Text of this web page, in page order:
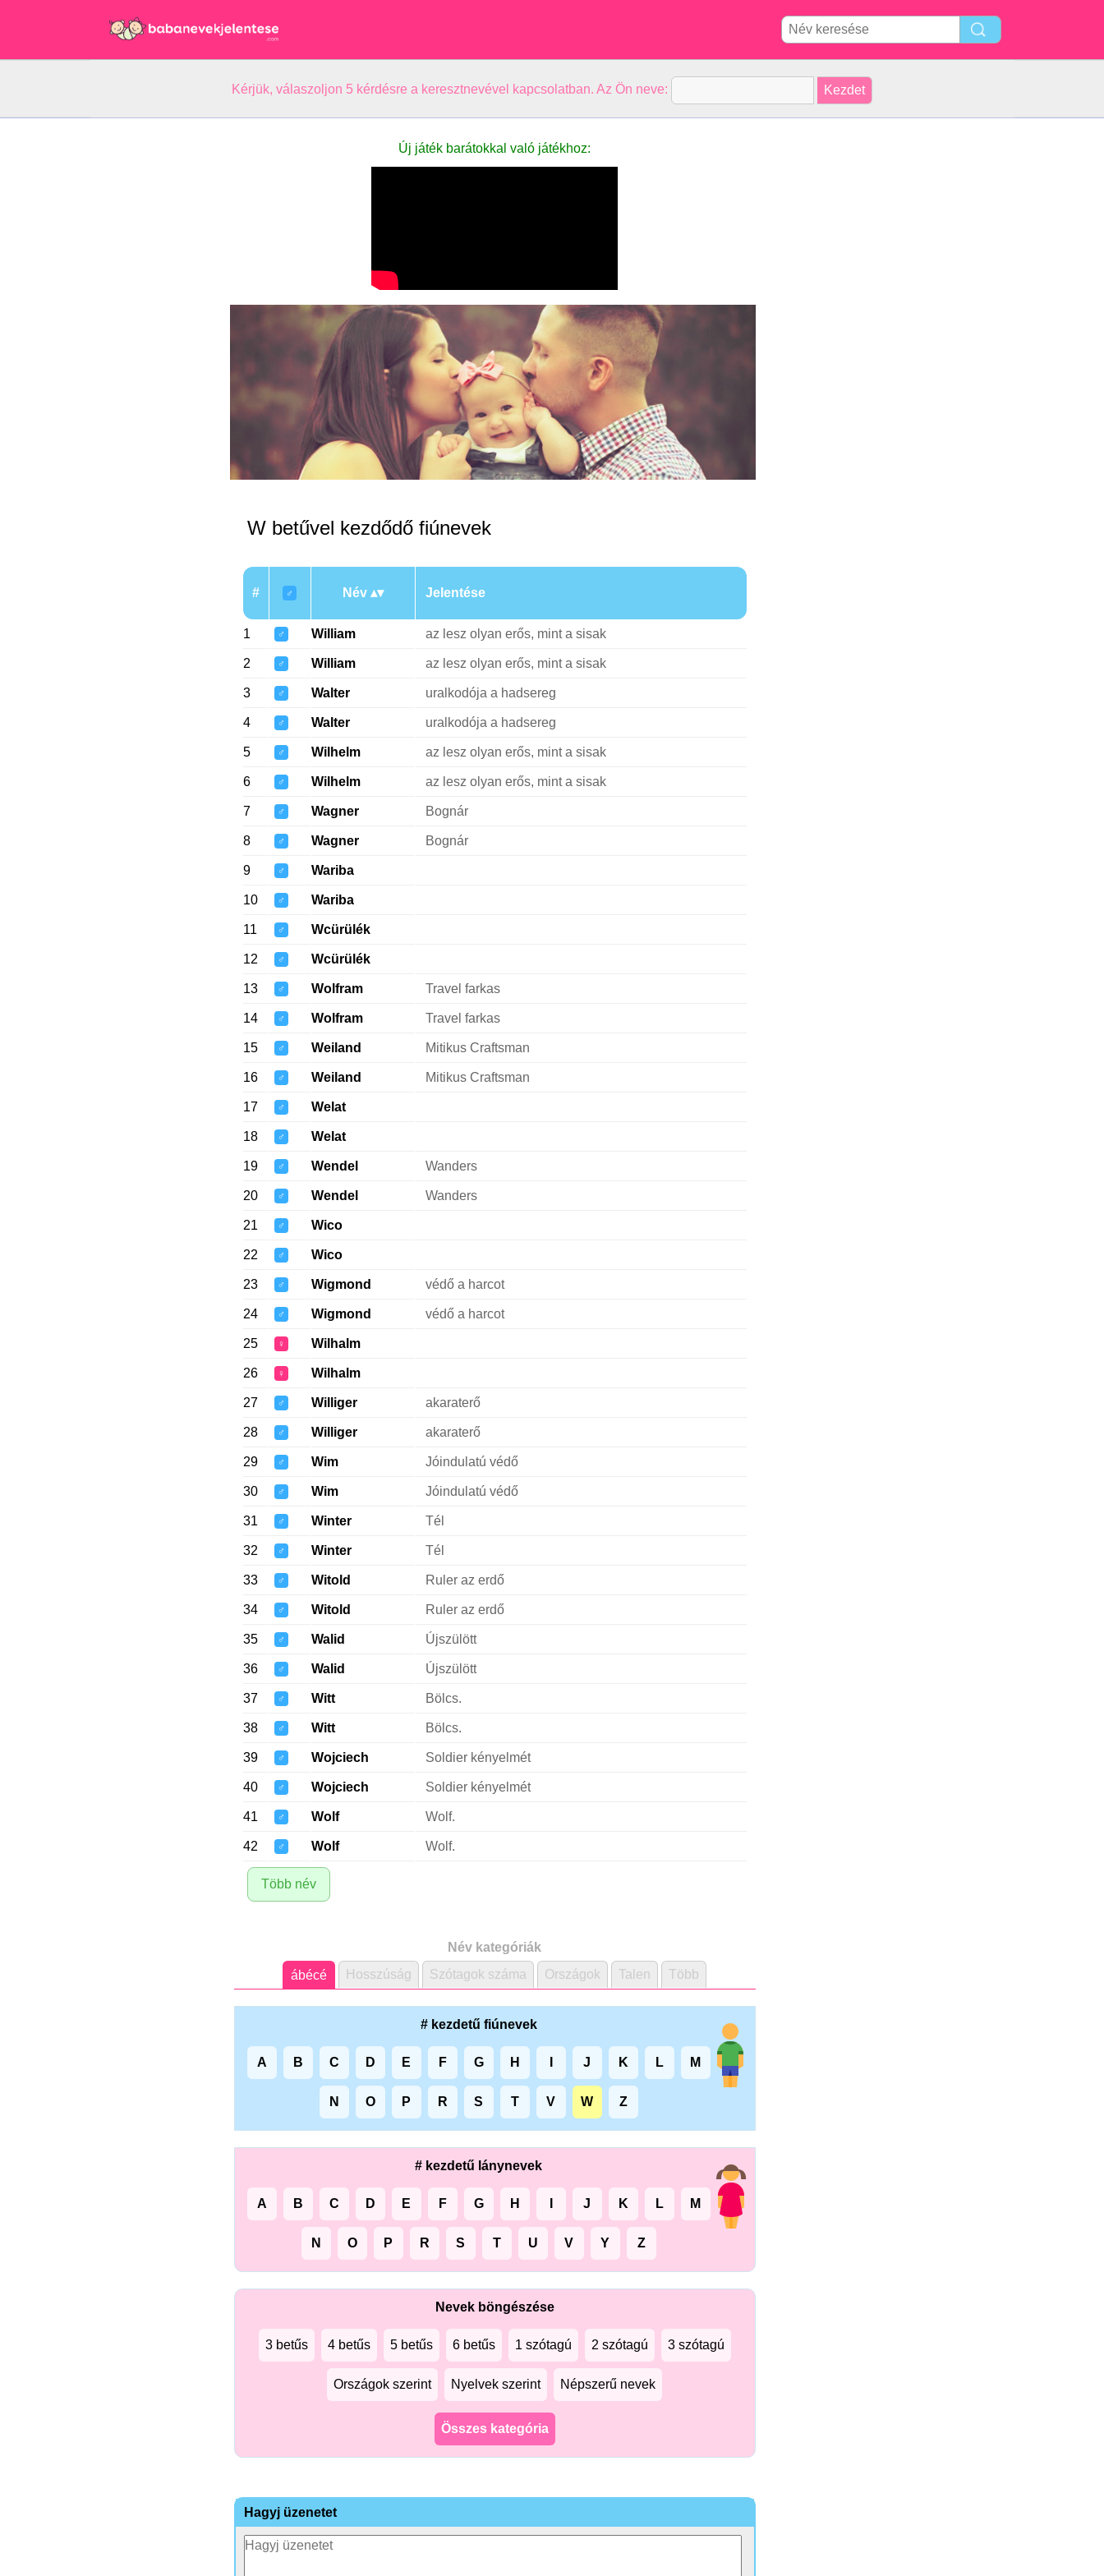
Kérjük, válaszoljon 5 kérdésre a keresztnevével kapcsolatban. Az Ön neve:
Új játék barátokkal való játékhoz:
W betűvel kezdődő fiúnevek
# ♂ Név Jelentése
1 ♂ William az lesz olyan erős, mint a sisak
2 ♂ William az lesz olyan erős, mint a sisak
3 ♂ Walter uralkodója a hadsereg
4 ♂ Walter uralkodója a hadsereg
5 ♂ Wilhelm az lesz olyan erős, mint a sisak
6 ♂ Wilhelm az lesz olyan erős, mint a sisak
7 ♂ Wagner Bognár
8 ♂ Wagner Bognár
9 ♂ Wariba
10 ♂ Wariba
11 ♂ Wcürülék
12 ♂ Wcürülék
13 ♂ Wolfram Travel farkas
14 ♂ Wolfram Travel farkas
15 ♂ Weiland Mitikus Craftsman
16 ♂ Weiland Mitikus Craftsman
17 ♂ Welat
18 ♂ Welat
19 ♂ Wendel Wanders
20 ♂ Wendel Wanders
21 ♂ Wico
22 ♂ Wico
23 ♂ Wigmond védő a harcot
24 ♂ Wigmond védő a harcot
25 ♀ Wilhalm
26 ♀ Wilhalm
27 ♂ Williger akaraterő
28 ♂ Williger akaraterő
29 ♂ Wim Jóindulatú védő
30 ♂ Wim Jóindulatú védő
31 ♂ Winter Tél
32 ♂ Winter Tél
33 ♂ Witold Ruler az erdő
34 ♂ Witold Ruler az erdő
35 ♂ Walid Újszülött
36 ♂ Walid Újszülött
37 ♂ Witt Bölcs.
38 ♂ Witt Bölcs.
39 ♂ Wojciech Soldier kényelmét
40 ♂ Wojciech Soldier kényelmét
41 ♂ Wolf Wolf.
42 ♂ Wolf Wolf.
Több név
Név kategóriák
ábécé
Hosszúság Szótagok száma Országok Talen Több
# kezdetű fiúnevek
A B C D E F G H J K L M
N O P R S T V W Z
# kezdetű lánynevek
A B C D E F G H J K L M
N O P R S T U V Y Z
Nevek böngészése
3 betűs 4 betűs 5 betűs 6 betűs 1 szótagú 2 szótagú 3 szótagú
Országok szerint Nyelvek szerint Népszerű nevek
Összes kategória
Hagyj üzenetet